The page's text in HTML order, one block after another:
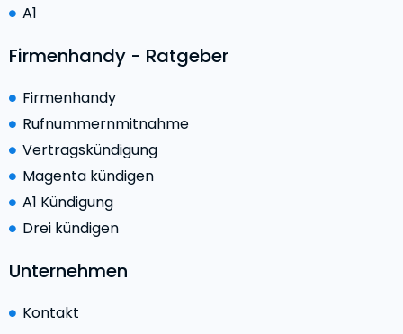
A1
Firmenhandy - Ratgeber
Firmenhandy
Rufnummernmitnahme
Vertragskündigung
Magenta kündigen
A1 Kündigung
Drei kündigen
Unternehmen
Kontakt